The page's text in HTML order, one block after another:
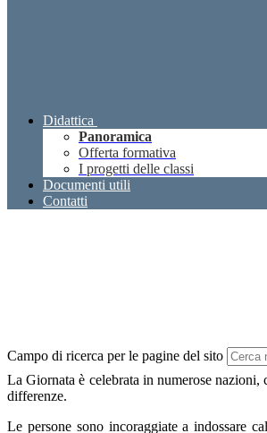
Didattica
Panoramica
Offerta formativa
I progetti delle classi
Documenti utili
Contatti
Campo di ricerca per le pagine del sito
La Giornata è celebrata in numerose nazioni,
differenze.
Le persone sono incoraggiate a indossare